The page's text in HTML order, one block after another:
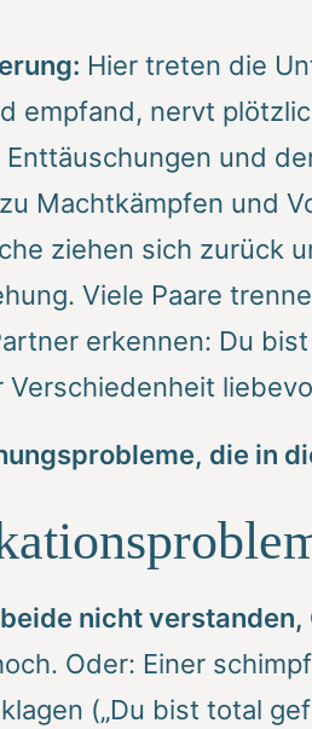
Hier treten die
empfand, nervt
und
Machtkämpfen und
ziehen sich zurück
Viele Paare
erkennen: Du
Verschiedenheit
die in
nicht
Oder: Einer
(„Du bist total